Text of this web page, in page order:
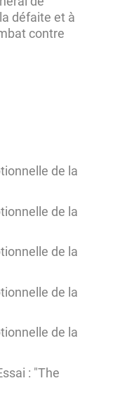
défaite et à
contre
de la
de la
de la
de la
de la
: "The